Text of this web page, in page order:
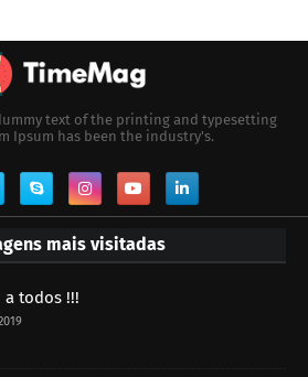
text of the printing and typesetting
Ipsum has been the industry's.
mais visitadas
a todos !!!